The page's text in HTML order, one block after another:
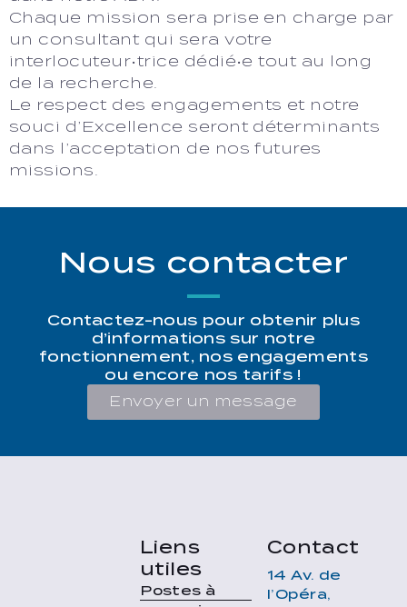
Chaque mission sera prise en charge par
un consultant qui sera votre
interlocuteur•trice dédié•e tout au long
de la recherche.
Le respect des engagements et notre
souci d’Excellence seront déterminants
dans l’acceptation de nos futures
missions.
Nous contacter
Contactez-nous pour obtenir plus
d’informations sur notre
fonctionnement, nos engagements
ou encore nos tarifs !
Envoyer un message
Liens
utiles
Postes à
Contact
14 Av. de
l’Opéra,